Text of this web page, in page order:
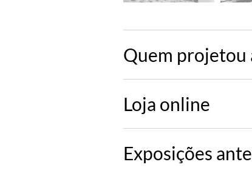
Quem projetou
Loja online
Exposições